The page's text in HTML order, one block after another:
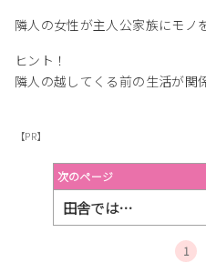
隣人の女性が主人公家族にモノ
ヒント！
隣人の越してくる前の生活が関
【PR】
次のページ
田舎では…
1